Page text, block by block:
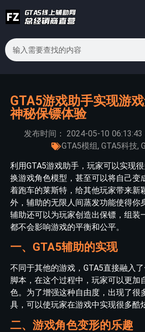
GTA5游戏助手实现游
神秘保镖体验
发布时间： 2024-05-10 06:13:43
GTA5模组, GTA5科技,
利用GTA5游戏助手，玩家可以实现
换游戏角色模型，甚至可以将自己变
着跑车的莱斯特，给其他玩家带来新
外，辅助的无限人间蒸发功能使得你
辅助还可以为玩家创造出保镖，组装
都不会影响游戏的平衡和公平。
一、GTA5辅助的实现
不同于其他的游戏，GTA5直接融入
脚本，在这个过程中，玩家可以更加
色。为了增强这种自由度，出现了很
具，可以使玩家在游戏中实现很多酷
二、游戏角色变形的乐趣